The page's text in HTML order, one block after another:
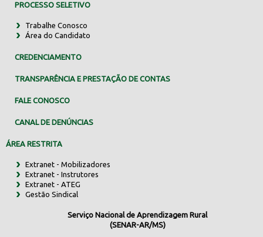
PROCESSO SELETIVO
Trabalhe Conosco
Área do Candidato
CREDENCIAMENTO
TRANSPARÊNCIA E PRESTAÇÃO DE CONTAS
FALE CONOSCO
CANAL DE DENÚNCIAS
ÁREA RESTRITA
Extranet - Mobilizadores
Extranet - Instrutores
Extranet - ATEG
Gestão Sindical
Serviço Nacional de Aprendizagem Rural
(SENAR-AR/MS)